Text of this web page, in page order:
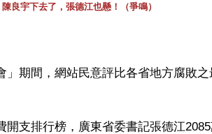
陳良宇下去了，張德江也懸！（爭鳴）
」期間，網站民意評比各省地方腐敗
開支排行榜，廣東省委書記張德江